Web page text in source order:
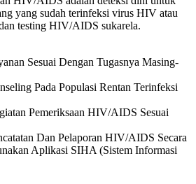
yang sudah terinfeksi virus HIV atau
testing HIV/AIDS sukarela.
Sesuai Dengan Tugasnya Masing-
Pada Populasi Rentan Terinfeksi
Pemeriksaan HIV/AIDS Sesuai
Dan Pelaporan HIV/AIDS Secara
Aplikasi SIHA (Sistem Informasi